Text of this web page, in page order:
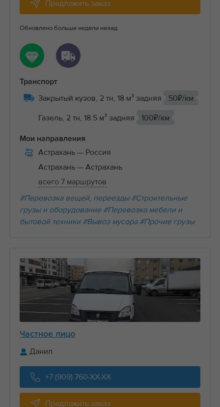
Предложить заказ
Обновлено больше недели назад
Транспорт
Закрытый кузов, 2 тн, 18 м³ задняя
50₽/км
Газель, 2 тн, 18.5 м³ задняя
100₽/км
Мои направления
Астрахань — Россия
Астрахань — Астрахань
всего 7 маршрутов
#Перевозка вещей, переезды #Строительные
грузы и оборудование #Перевозка мебели и
бытовой техники #Вывоз мусора #Прочие грузы
Частное лицо
Данил
+7 (909) 760-XX-XX
Предложить заказ